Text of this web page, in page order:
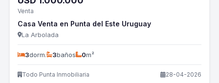
Venta
Casa Venta en Punta del Este Uruguay
La Arbolada
3dorm. 3baños 0m²
Todo Punta Inmobiliaria 28-04-2026